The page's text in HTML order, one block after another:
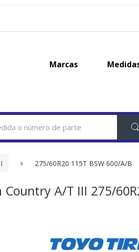
Marcas
275/60R20 115T BSW 600/A/B
Country A/T III 275/